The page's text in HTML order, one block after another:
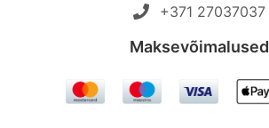
+371 27037037‬
Maksevõimalused